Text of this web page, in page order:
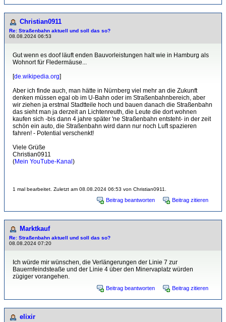
Christian0911
Re: Straßenbahn aktuell und soll das so?
08.08.2024 06:53
Gut wenn es doof läuft enden Bauvorleistungen halt wie in Hamburg als
Wohnort für Fledermäuse...
[de.wikipedia.org]
Aber ich finde auch, man hätte in Nürnberg viel mehr an die Zukunft
denken müssen egal ob im U-Bahn oder im Straßenbahnbereich, aber
wir ziehen ja erstmal Stadtteile hoch und bauen danach die Straßenbahn
das sieht man ja derzeit an Lichtenreuth, die Leute die dort wohnen
kaufen sich -bis dann 4 jahre später 'ne Straßenbahn entsteht- in der zeit
schön ein auto, die Straßenbahn wird dann nur noch Luft spazieren
fahren! - Potential verschenkt!
Viele Grüße
Christian0911
(Mein YouTube-Kanal )
1 mal bearbeitet. Zuletzt am 08.08.2024 06:53 von Christian0911.
Beitrag beantworten Beitrag zitieren
Marktkauf
Re: Straßenbahn aktuell und soll das so?
08.08.2024 07:20
Ich würde mir wünschen, die Verlängerungen der Linie 7 zur
Bauernfeindsteaße und der Linie 4 über den Minervaplatz würden
zügiger vorangehen.
Beitrag beantworten Beitrag zitieren
elixir